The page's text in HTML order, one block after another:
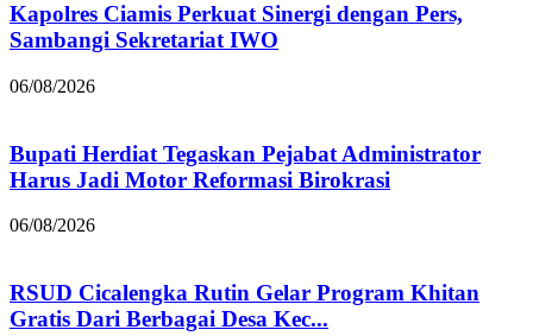
Kapolres Ciamis Perkuat Sinergi dengan Pers,
Sambangi Sekretariat IWO
06/08/2026
Bupati Herdiat Tegaskan Pejabat Administrator
Harus Jadi Motor Reformasi Birokrasi
06/08/2026
RSUD Cicalengka Rutin Gelar Program Khitan
Gratis Dari Berbagai Desa Kec...